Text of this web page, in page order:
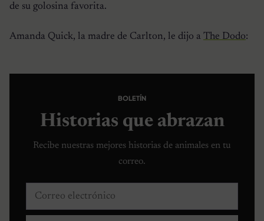
de su golosina favorita.
Amanda Quick, la madre de Carlton, le dijo a The Dodo:
BOLETÍN
Historias que abrazan
Recibe nuestras mejores historias de animales en tu
correo.
Correo electrónico